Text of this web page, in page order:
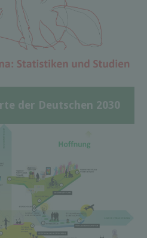
der Deutschen 2030